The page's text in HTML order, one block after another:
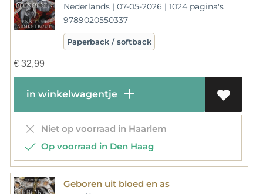
Nederlands | 07-05-2026 | 1024 pagina's
9789020550337
Paperback / softback
€32,99
in winkelwagentje
Niet op voorraad in Haarlem
Op voorraad in Den Haag
Geboren uit bloed en as